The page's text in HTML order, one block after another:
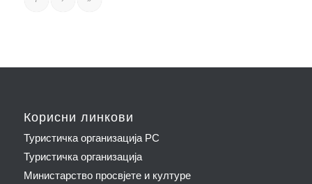
Корисни линкови
Туристичка организација РС
Туристичка организација
Министарство просвјете и културе